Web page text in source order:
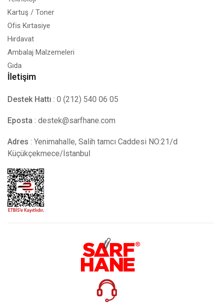
Kartuş / Toner
Ofis Kırtasiye
Hırdavat
Ambalaj Malzemeleri
Gıda
İletişim
Destek Hattı : 0 (212) 540 06 05
Eposta : destek@sarfhane.com
Adres : Yenimahalle, Salih tamcı Caddesi NO:21/d
Küçükçekmece/İstanbul